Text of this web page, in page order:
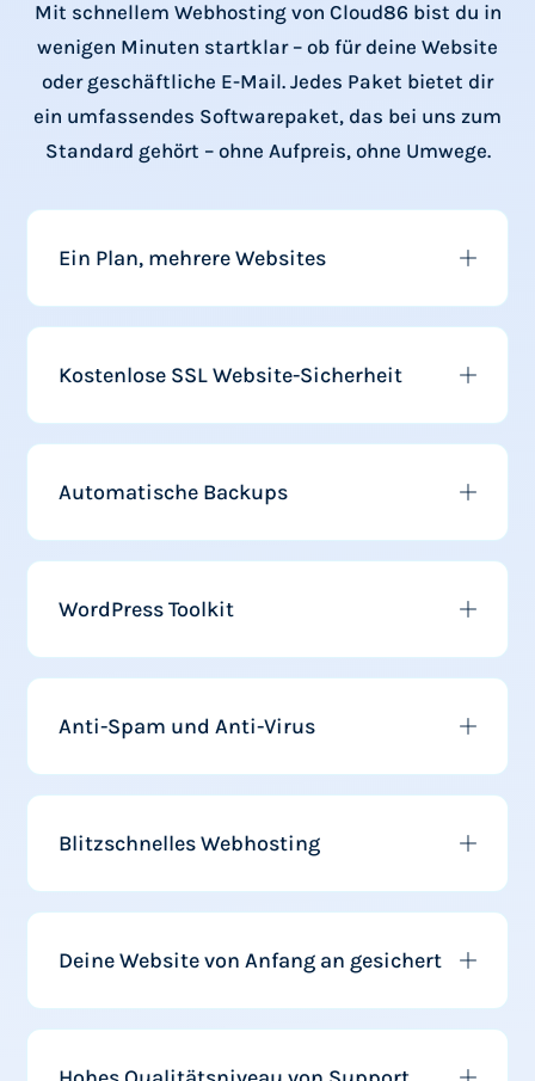
Mit schnellem Webhosting von Cloud86 bist du in
wenigen Minuten startklar – ob für deine Website
oder geschäftliche E-Mail. Jedes Paket bietet dir
ein umfassendes Softwarepaket, das bei uns zum
Standard gehört – ohne Aufpreis, ohne Umwege.
Ein Plan, mehrere Websites
Kostenlose SSL Website-Sicherheit
Automatische Backups
WordPress Toolkit
Anti-Spam und Anti-Virus
Blitzschnelles Webhosting
Deine Website von Anfang an gesichert